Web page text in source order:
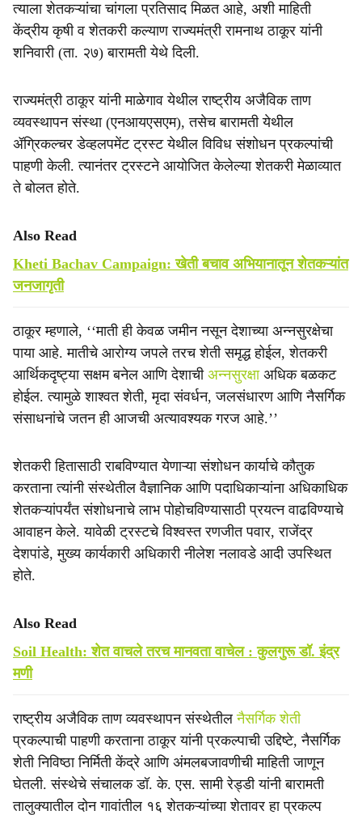
त्याला शेतकऱ्यांचा चांगला प्रतिसाद मिळत आहे, अशी माहिती
केंद्रीय कृषी व शेतकरी कल्याण राज्यमंत्री रामनाथ ठाकूर यांनी
शनिवारी (ता. २७) बारामती येथे दिली.
राज्यमंत्री ठाकूर यांनी माळेगाव येथील राष्ट्रीय अजैविक ताण
व्यवस्थापन संस्था (एनआयएसएम), तसेच बारामती येथील
ॲग्रिकल्चर डेव्हलपमेंट ट्रस्ट येथील विविध संशोधन प्रकल्पांची
पाहणी केली. त्यानंतर ट्रस्टने आयोजित केलेल्या शेतकरी मेळाव्यात
ते बोलत होते.
Also Read
Kheti Bachav Campaign: खेती बचाव अभियानातून शेतकऱ्यांत
जनजागृती
ठाकूर म्हणाले, ‘‘माती ही केवळ जमीन नसून देशाच्या अन्नसुरक्षेचा
पाया आहे. मातीचे आरोग्य जपले तरच शेती समृद्ध होईल, शेतकरी
आर्थिकदृष्ट्या सक्षम बनेल आणि देशाची अन्नसुरक्षा अधिक बळकट
होईल. त्यामुळे शाश्वत शेती, मृदा संवर्धन, जलसंधारण आणि नैसर्गिक
संसाधनांचे जतन ही आजची अत्यावश्यक गरज आहे.’’
शेतकरी हितासाठी राबविण्यात येणाऱ्या संशोधन कार्याचे कौतुक
करताना त्यांनी संस्थेतील वैज्ञानिक आणि पदाधिकाऱ्यांना अधिकाधिक
शेतकऱ्यांपर्यंत संशोधनाचे लाभ पोहोचविण्यासाठी प्रयत्न वाढविण्याचे
आवाहन केले. यावेळी ट्रस्टचे विश्वस्त रणजीत पवार, राजेंद्र
देशपांडे, मुख्य कार्यकारी अधिकारी नीलेश नलावडे आदी उपस्थित
होते.
Also Read
Soil Health: शेत वाचले तरच मानवता वाचेल : कुलगुरू डॉ. इंद्र
मणी
राष्ट्रीय अजैविक ताण व्यवस्थापन संस्थेतील नैसर्गिक शेती
प्रकल्पाची पाहणी करताना ठाकूर यांनी प्रकल्पाची उद्दिष्टे, नैसर्गिक
शेती निविष्ठा निर्मिती केंद्रे आणि अंमलबजावणीची माहिती जाणून
घेतली. संस्थेचे संचालक डॉ. के. एस. सामी रेड्डी यांनी बारामती
तालुक्यातील दोन गावांतील १६ शेतकऱ्यांच्या शेतावर हा प्रकल्प